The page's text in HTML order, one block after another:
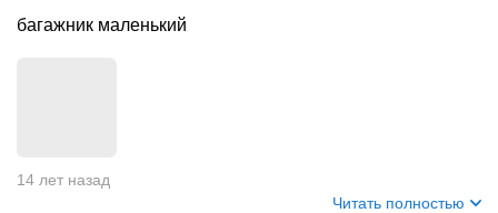
багажник маленький
14 лет назад
Читать полностью